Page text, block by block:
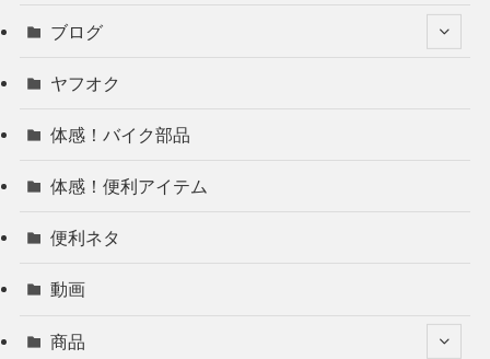
ブログ
ヤフオク
体感！バイク部品
体感！便利アイテム
便利ネタ
動画
商品